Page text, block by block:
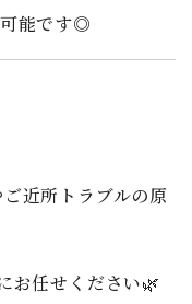
能です◎
近所トラブルの原
お任せください🌿